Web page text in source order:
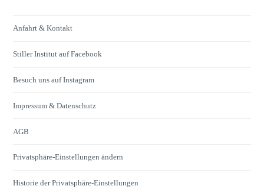
Anfahrt & Kontakt
Stiller Institut auf Facebook
Besuch uns auf Instagram
Impressum & Datenschutz
AGB
Privatsphäre-Einstellungen ändern
Historie der Privatsphäre-Einstellungen